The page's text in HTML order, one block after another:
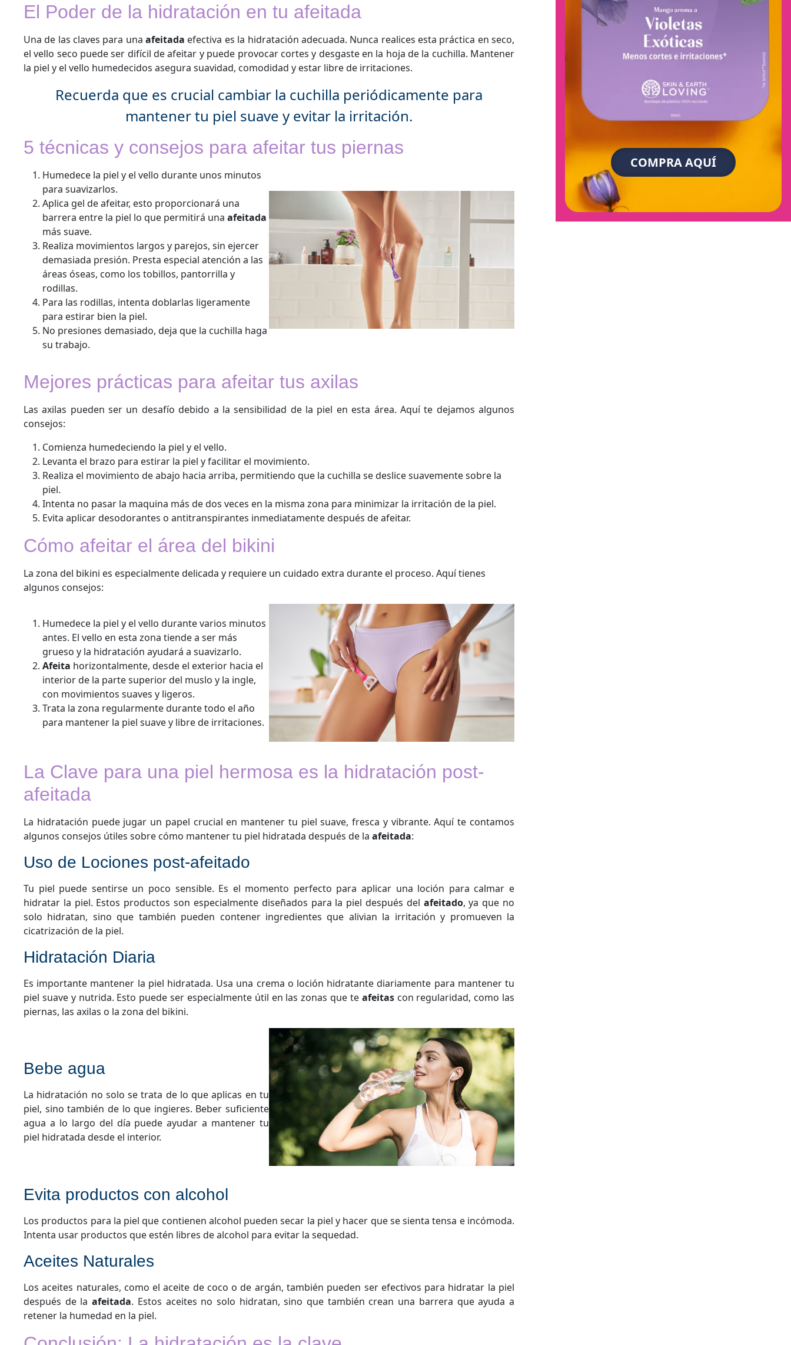
El Poder de la hidratación en tu afeitada
Una de las claves para unaafeitada efectiva es la hidratación adecuada. Nunca realices esta práctica en seco,
el vello seco puede ser difícil de afeitar y puede provocar cortes y desgaste en la hoja de la cuchilla. Mantener
la piel y el vello humedecidos asegura suavidad, comodidad y estar libre de irritaciones.
Recuerda que es crucial cambiar la cuchilla periódicamente para
mantener tu piel suave y evitar la irritación.
5 técnicas y consejos para afeitar tus piernas
Humedece la piel y el vello durante unos minutos
para suavizarlos.
Aplica gel de afeitar, esto proporcionará una
barrera entre la piel lo que permitirá una afeitada
más suave.
Realiza movimientos largos y parejos, sin ejercer
demasiada presión. Presta especial atención a las
áreas óseas, como los tobillos, pantorrilla y
rodillas.
Para las rodillas, intenta doblarlas ligeramente
para estirar bien la piel.
No presiones demasiado, deja que la cuchilla haga
su trabajo.
Mejores prácticas para afeitar tus axilas
Las axilas pueden ser un desafío debido a la sensibilidad de la piel en esta área. Aquí te dejamos algunos
consejos:
Comienza humedeciendo la piel y el vello.
Levanta el brazo para estirar la piel y facilitar el movimiento.
Realiza el movimiento de abajo hacia arriba, permitiendo que la cuchilla se deslice suavemente sobre la
piel.
Intenta no pasar la maquina más de dos veces en la misma zona para minimizar la irritación de la piel.
Evita aplicar desodorantes o antitranspirantes inmediatamente después de afeitar.
Cómo afeitar el área del bikini
La zona del bikini es especialmente delicada y requiere un cuidado extra durante el proceso. Aquí tienes
algunos consejos:
Humedece la piel y el vello durante varios minutos
antes. El vello en esta zona tiende a ser más
grueso y la hidratación ayudará a suavizarlo.
Afeita horizontalmente, desde el exterior hacia el
interior de la parte superior del muslo y la ingle,
con movimientos suaves y ligeros.
Trata la zona regularmente durante todo el año
para mantener la piel suave y libre de irritaciones.
La Clave para una piel hermosa es la hidratación post-
afeitada
La hidratación puede jugar un papel crucial en mantener tu piel suave, fresca y vibrante. Aquí te contamos
algunos consejos útiles sobre cómo mantener tu piel hidratada después de la afeitada:
Uso de Lociones post-afeitado
Tu piel puede sentirse un poco sensible. Es el momento perfecto para aplicar una loción para calmar e
hidratar la piel. Estos productos son especialmente diseñados para la piel después del afeitado, ya que no
solo hidratan, sino que también pueden contener ingredientes que alivian la irritación y promueven la
cicatrización de la piel.
Hidratación Diaria
Es importante mantener la piel hidratada. Usa una crema o loción hidratante diariamente para mantener tu
piel suave y nutrida. Esto puede ser especialmente útil en las zonas que te afeitascon regularidad, como las
piernas, las axilas o la zona del bikini.
Bebe agua
La hidratación no solo se trata de lo que aplicas en tu
piel, sino también de lo que ingieres. Beber suficiente
agua a lo largo del día puede ayudar a mantener tu
piel hidratada desde el interior.
Evita productos con alcohol
Los productos para la piel que contienen alcohol pueden secar la piel y hacer que se sienta tensa e incómoda.
Intenta usar productos que estén libres de alcohol para evitar la sequedad.
Aceites Naturales
Los aceites naturales, como el aceite de coco o de argán, también pueden ser efectivos para hidratar la piel
después de laafeitada. Estos aceites no solo hidratan, sino que también crean una barrera que ayuda a
retener la humedad en la piel.
COMPRA AQUÍ